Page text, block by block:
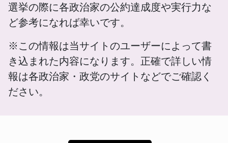
選挙の際に各政治家の公約達成度や実行力な
ど参考になれば幸いです。
※この情報は当サイトのユーザーによって書
き込まれた内容になります。正確で詳しい情
報は各政治家・政党のサイトなどでご確認く
ださい。